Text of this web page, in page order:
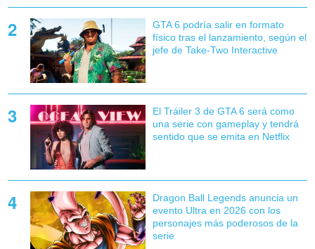
GTA 6 podría salir en formato
físico tras el lanzamiento, según el
jefe de Take-Two Interactive
El Tráiler 3 de GTA 6 será como
una serie con gameplay y tendrá
sentido que se emita en Netflix
Dragon Ball Legends anuncia un
evento Ultra en 2026 con los
personajes más poderosos de la
serie